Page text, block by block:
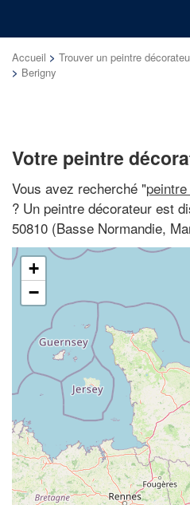
Accueil > Trouver un peintre
> Berigny
Votre peintre
Vous avez recherché "
? Un peintre décorateur est
50810 (Basse Normandie,
+
−